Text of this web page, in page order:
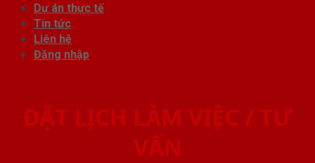
Dự án thực tế
Tin tức
Liên hệ
Đăng nhập
ĐẶT LỊCH LÀM VIỆC / TƯ
VẤN